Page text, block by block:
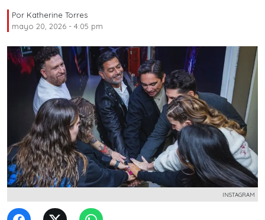
Por Katherine Torres
mayo 20, 2026 - 4:05 pm
INSTAGRAM